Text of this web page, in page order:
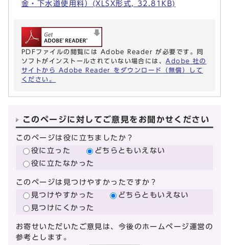
金・下水道使用料）(XLSX形式, 32.81KB)
PDFファイルの閲覧には Adobe Reader が必要です。同
ソフトがインストールされていない場合には、 Adobe 社の
サイトから Adobe Reader をダウンロード（無償）して
ください。
このページに対してご意見をお聞かせください
このページは役に立ちましたか？
役に立った
どちらともいえない
役に立たなかった
このページは見つけやすかったですか？
見つけやすかった
どちらともいえない
見つけにくかった
お寄せいただいたご意見は、今後のホームページ運営の
参考とします。